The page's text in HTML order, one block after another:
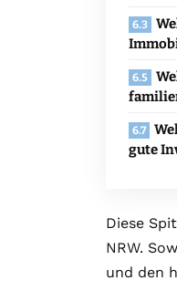
gute
Diese
NRW.
und den